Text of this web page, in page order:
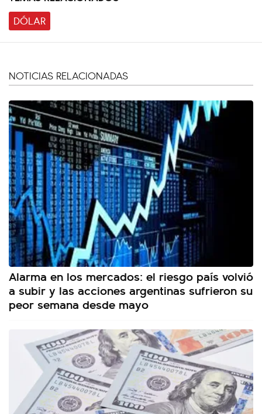
DÓLAR
NOTICIAS RELACIONADAS
Alarma en los mercados: el riesgo país volvió
a subir y las acciones argentinas sufrieron su
peor semana desde mayo